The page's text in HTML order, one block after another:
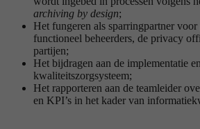
archiving by design;
Het fungeren als sparringpartner voor
functioneel beheerders, de privacy
partijen;
Het bijdragen aan de implementatie
kwaliteitszorgsysteem;
Het rapporteren aan de teamleider
en KPI’s in het kader van